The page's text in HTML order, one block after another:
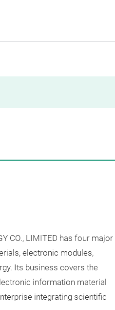
CO., LIMITED has four major
electronic modules,
Its business covers the
information material
integrating scientific